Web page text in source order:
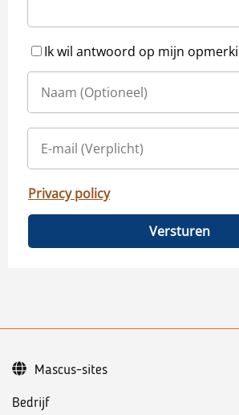
Ik wil antwoord op mijn
Privacy policy
Versturen
Bedrijf
Mascus-sites